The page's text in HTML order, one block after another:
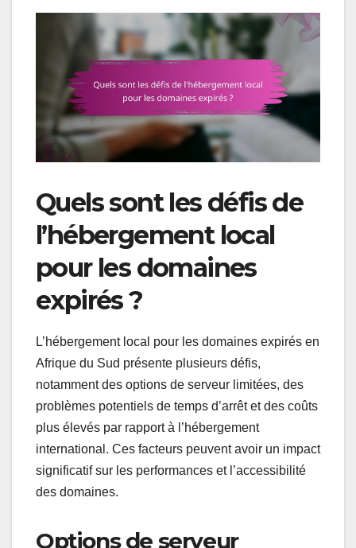
Quels sont les défis de
l’hébergement local
pour les domaines
expirés ?
L’hébergement local pour les domaines expirés en
Afrique du Sud présente plusieurs défis,
notamment des options de serveur limitées, des
problèmes potentiels de temps d’arrêt et des coûts
plus élevés par rapport à l’hébergement
international. Ces facteurs peuvent avoir un impact
significatif sur les performances et l’accessibilité
des domaines.
Options de serveur